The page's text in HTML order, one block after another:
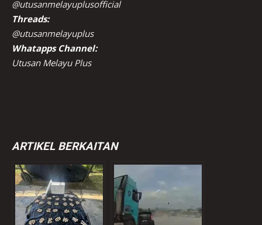
@utusanmelayuplusofficial
Threads:
@utusanmelayuplus
Whatapps Channel:
Utusan Melayu Plus
ARTIKEL BERKAITAN